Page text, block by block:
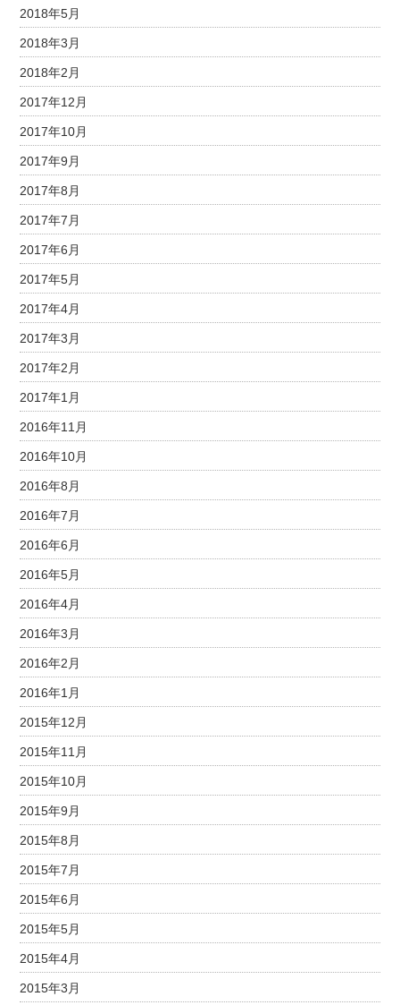
2018年5月
2018年3月
2018年2月
2017年12月
2017年10月
2017年9月
2017年8月
2017年7月
2017年6月
2017年5月
2017年4月
2017年3月
2017年2月
2017年1月
2016年11月
2016年10月
2016年8月
2016年7月
2016年6月
2016年5月
2016年4月
2016年3月
2016年2月
2016年1月
2015年12月
2015年11月
2015年10月
2015年9月
2015年8月
2015年7月
2015年6月
2015年5月
2015年4月
2015年3月